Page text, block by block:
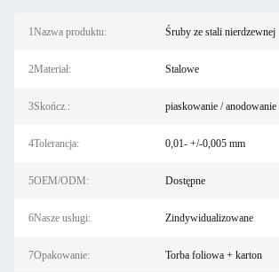
1Nazwa produktu: Śruby ze stali nierdzewnej
2Materiał: Stalowe
3Skończ.: piaskowanie /
4Tolerancja: 0,01- +/-0,005 mm
5OEM/ODM: Dostępne
6Nasze usługi: Zindywidualizowane
7Opakowanie: Torba foliowa + karton